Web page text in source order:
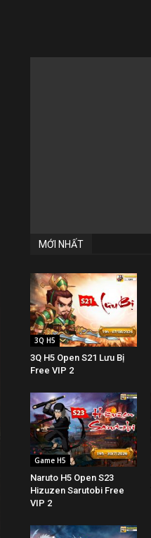
MỚI NHẤT
3Q H5
3Q H5 Open S21 Lưu Bị
Free VIP 2
Game H5
Naruto H5 Open S23
Hizuzen Sarutobi Free
VIP 2